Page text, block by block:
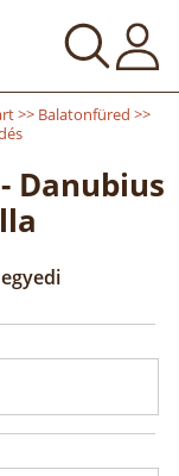
>> Balatonfüred >>
Danubius